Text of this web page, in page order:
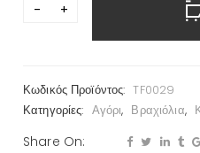
Κωδικός Προϊόντος: TF0029
Κατηγορίες: Αγόρι, Βραχιόλια,
Share On: